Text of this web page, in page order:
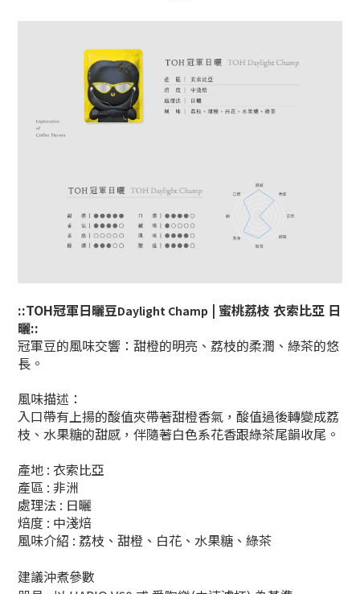
::TOH冠軍日曬豆Daylight Champ | 蜜桃荔枝 衣索比亞 日
曬::
冠軍豆的風味交響：甜橙的明亮、荔枝的柔潤、綠茶的悠
長。
風味描述：
入口帶有上揚的酸值夾帶著甜橙香氣，酸值過後轉變成荔
枝、水果糖的甜感，伴隨著白色系花香跟綠茶尾韻收尾。
產地 : 衣索比亞
產區 : 非洲
處理法 : 日曬
焙度 : 中淺焙
風味介紹 : 荔枝、甜橙、白花、水果糖、綠茶
建議沖煮參數